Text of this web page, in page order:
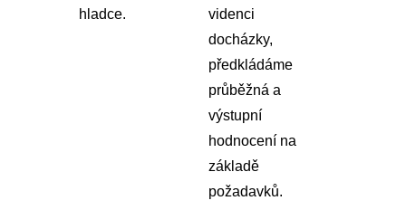
hladce.
videnci
docházky,
předkládáme
průběžná a
výstupní
hodnocení na
základě
požadavků.